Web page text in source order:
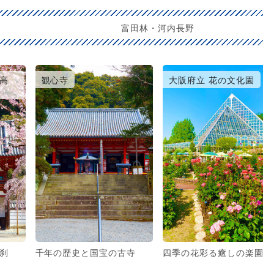
富田林・河内長野
観心寺
千年の歴史と国宝の古寺
大阪府立 花の文化園
四季の花彩る癒しの楽園